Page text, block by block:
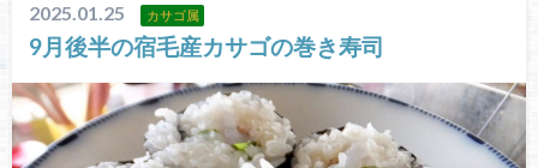
2025.01.25 カサゴ属
9月後半の宿毛産カサゴの巻き寿司